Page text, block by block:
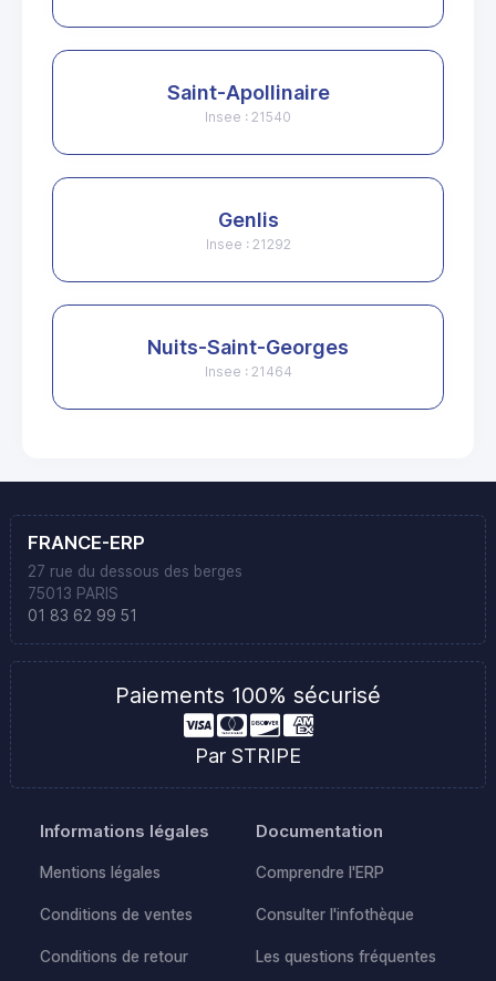
Saint-Apollinaire
Insee : 21540
Genlis
Insee : 21292
Nuits-Saint-Georges
Insee : 21464
FRANCE-ERP
27 rue du dessous des berges
75013 PARIS
01 83 62 99 51
Paiements 100% sécurisé
Par STRIPE
Informations légales
Mentions légales
Conditions de ventes
Conditions de retour
Documentation
Comprendre l'ERP
Consulter l'infothèque
Les questions fréquentes